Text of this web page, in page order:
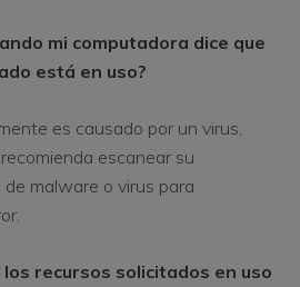
mi computadora dice que
está en uso?
es causado por un virus,
escanear su
malware o virus para
los recursos solicitados en uso